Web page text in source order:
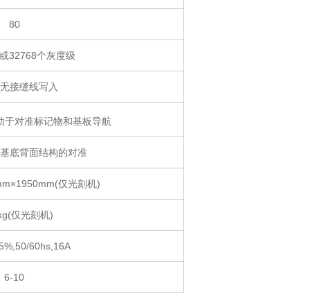
80
32768个灰度级
接缝线写入
于对准标记物和基板导航
底背面结构的对准
仅光刻机)
仅光刻机)
60hs,16A
6-10